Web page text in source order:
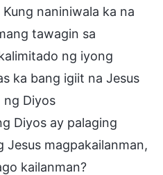
naniniwala ka na
tawagin sa
ng iyong
ka bang igiit na Jesus
ng Diyos
Diyos ay palaging
magpakailanman,
kailanman?